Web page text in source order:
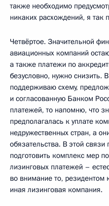
также необходимо
никаких расхождений, я так
Четвёртое. Значительной
авиационных компаний
а также платежи по
безусловно, нужно снизить.
поддерживаю схему,
и согласованную Банком
платежей, то напомню, что
предполагалась к уплате
недружественных стран, а
обязательства. В этой
подготовить комплекс мер
лизинговых платежей –
во внимание то, резидентом
иная лизинговая компания.